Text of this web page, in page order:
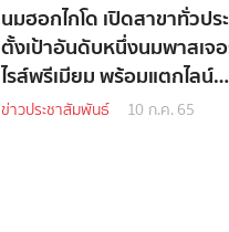
นมฮอกไกโด เปิดสาขาทั่วปร
ตั้งเป้าอันดับหนึ่งนมพาสเจ
ไรส์พรีเมียม พร้อมแตกไลน์
ผลิตภัณฑ์ “แพลนต์เบส” เพื่อ
ข่าวประชาสัมพันธ์ 10 ก.ค. 65